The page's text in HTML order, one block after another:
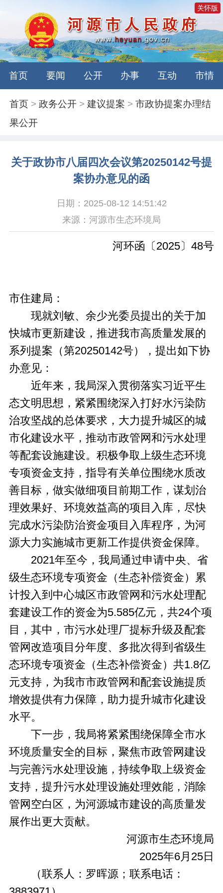
关怀版
首页 要闻 公开 办事 互动 市情
首页 >政务公开 >建议提案 >市政协提案办理结
果公开
关于政协市八届四次会议第20250142号提
案协办意见的函
日期：2025-08-12 14:51:42
来源：河源市生态环境局
河环函〔2025〕48号
市住建局：
现就刘敏、余少光委员提出的关于加
快城市更新建设，推进我市高质量发展的
系列提案（第20250142号），提出如下协
办意见：
近年来，我局深入贯彻落实习近平生
态文明思想，紧紧围绕深入打好水污染防
治攻坚战的总体要求，大力提升城区的城
市化建设水平，推动市政管网和污水处理
等配套设施建设。积极争取上级生态环境
专项资金支持，指导有关单位围绕水质改
善目标，做实做细项目前期工作，谋划治
理效果好、环境效益高的项目入库，尽快
完成水污染防治资金项目入库程序，为河
源大力实施城市更新工作提供资金保障。
2021年至今，我局通过申请中央、省
级生态环境专项资金（生态补偿资金）累
计投入到中心城区市政管网和污水处理配
套建设工作的资金为5.585亿元，共24个项
目，其中，市污水处理厂提标升级及配套
管网改造项目分年度、多批次得到省级生
态环境专项资金（生态补偿资金）共1.8亿
元支持，为我市市政管网和配套设施提质
增效提供有力保障，助力提升城市化建设
水平。
下一步，我局将紧紧围绕保障全市水
环境质量安全的目标，聚焦市政管网建设
与完善污水处理设施，持续争取上级资金
支持，提升污水处理设施处理效能，消除
管网空白区，为河源城市建设的高质量发
展作出更大贡献。
河源市生态环境局
2025年6月25日
（联系人：罗晖源；联系电话：